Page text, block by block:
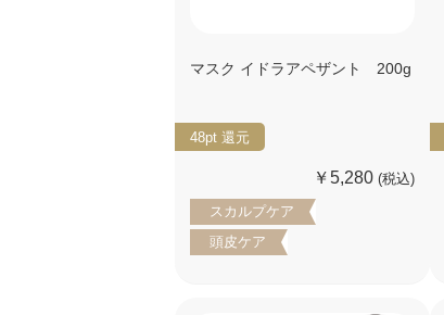
マスク イドラアペザント 200g
48pt 還元
￥5,280 (税込)
スカルプケア
頭皮ケア